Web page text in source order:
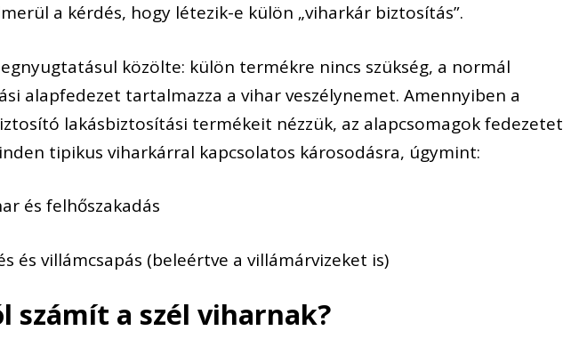
a kérdés, hogy létezik-e külön „viharkár biztosítás”.
közölte: külön termékre nincs szükség, a normál
alapfedezet tartalmazza a vihar veszélynemet. Amennyiben a
lakásbiztosítási termékeit nézzük, az alapcsomagok fedezetet
tipikus viharkárral kapcsolatos károsodásra, úgymint:
és felhőszakadás
és villámcsapás (beleértve a villámárvizeket is)
számít a szél viharnak?